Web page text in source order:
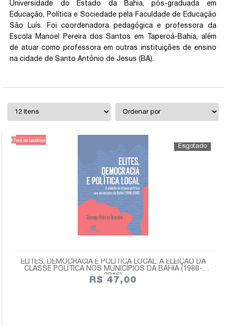
Universidade do Estado da Bahia, pós-graduada em
Educação, Política e Sociedade pela Faculdade de Educação
São Luís. Foi coordenadora pedagógica e professora da
Escola Manoel Pereira dos Santos em Taperoá-Bahia, além
de atuar como professora em outras instituições de ensino
na cidade de Santo Antônio de Jesus (BA).
ELITES, DEMOCRACIA E POLÍTICA LOCAL: A ELEIÇÃO DA
CLASSE POLÍTICA NOS MUNICÍPIOS DA BAHIA (1988-
2016)
R$ 47,00